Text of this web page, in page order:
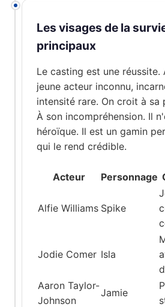
Les visages de la
principaux
Le casting est une réussite.
jeune acteur inconnu,
intensité rare. On croit à sa
À son incompréhension. Il
héroïque. Il est un gamin
qui le rend crédible.
Acteur Personnage
Alfie Williams Spike
Jodie Comer Isla
Aaron Taylor-
Johnson
Jamie